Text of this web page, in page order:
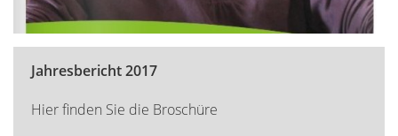
Jahresbericht 2017
Hier finden Sie die Broschüre